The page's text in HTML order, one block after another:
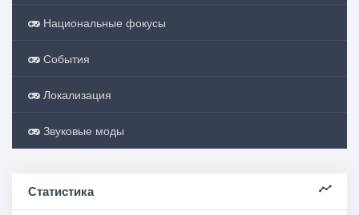
Национальные фокусы
События
Локализация
Звуковые моды
Статистика